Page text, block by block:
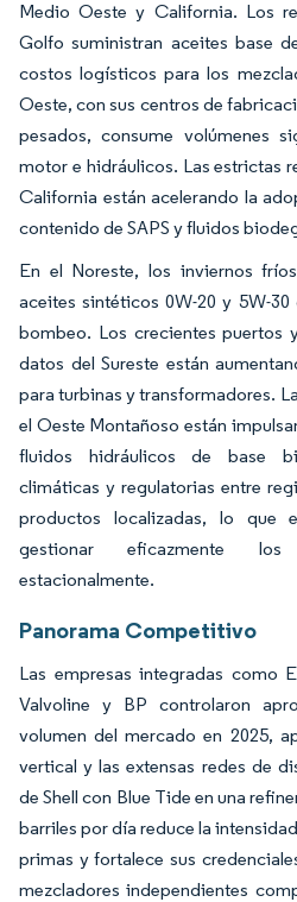
Medio Oeste y California. Los
Golfo suministran aceites base
costos logísticos para los
Oeste, con sus centros de
pesados, consume volúmenes
motor e hidráulicos. Las estrictas
California están acelerando la
contenido de SAPS y fluidos
En el Noreste, los inviernos
aceites sintéticos 0W-20 y 5W-
bombeo. Los crecientes puertos
datos del Sureste están
para turbinas y transformadores.
el Oeste Montañoso están
fluidos hidráulicos de base
climáticas y regulatorias entre
productos localizadas, lo que
gestionar eficazmente los
estacionalmente.
Panorama Competitivo
Las empresas integradas como
Valvoline y BP controlaron
volumen del mercado en 2025,
vertical y las extensas redes de
de Shell con Blue Tide en una
barriles por día reduce la
primas y fortalece sus
mezcladores independientes